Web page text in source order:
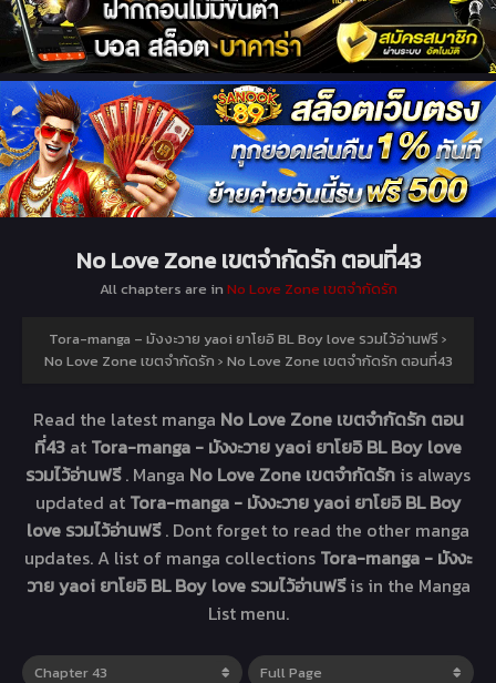
No Love Zone เขตจำกัดรัก ตอนที่43
All chapters are in No Love Zone เขตจำกัดรัก
Tora-manga – มังงะวาย yaoi ยาโยอิ BL Boy love รวมไว้อ่านฟรี ›
No Love Zone เขตจำกัดรัก › No Love Zone เขตจำกัดรัก ตอนที่43
Read the latest manga No Love Zone เขตจำกัดรัก ตอน
ที่43 at Tora-manga - มังงะวาย yaoi ยาโยอิ BL Boy love
รวมไว้อ่านฟรี. Manga No Love Zone เขตจำกัดรัก is always
updated at Tora-manga - มังงะวาย yaoi ยาโยอิ BL Boy
love รวมไว้อ่านฟรี. Dont forget to read the other manga
updates. A list of manga collections Tora-manga - มังงะ
วาย yaoi ยาโยอิ BL Boy love รวมไว้อ่านฟรีis in the Manga
List menu.